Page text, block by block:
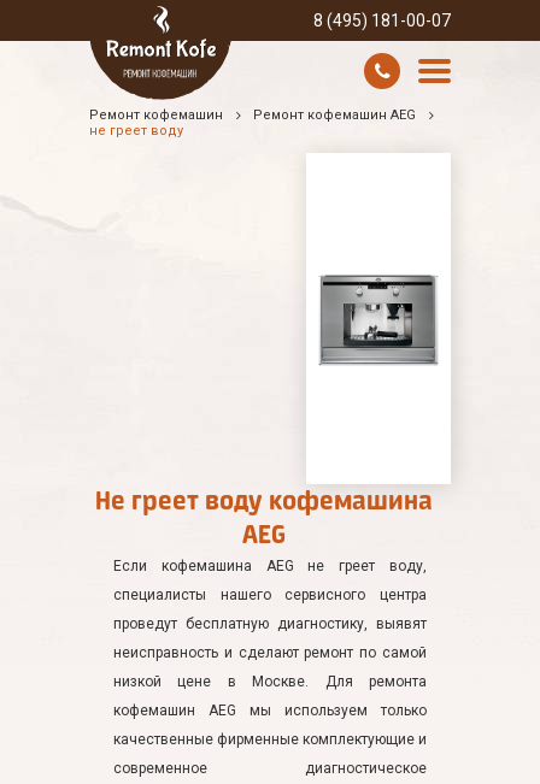
8 (495) 181-00-07
УСЛУГИ И ЦЕНЫ
Ремонт кофемашин
Ремонт кофемашин AEG
не греет воду
Не греет воду кофемашина
AEG
Если кофемашина AEG не греет воду,
специалисты нашего сервисного центра
проведут бесплатную диагностику, выявят
неисправность и сделают ремонт по самой
низкой цене в Москве. Для ремонта
кофемашин AEG мы используем только
качественные фирменные комплектующие и
современное диагностическое